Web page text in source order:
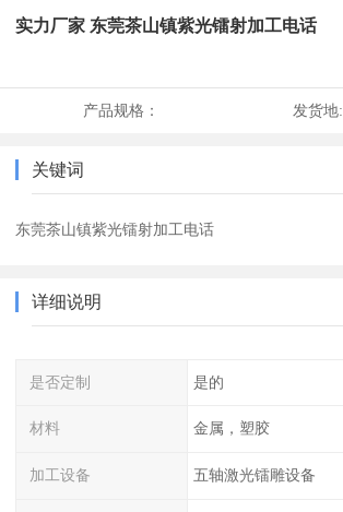
实力厂家 东莞茶山镇紫光镭射加工电话
产品规格： 发货地:
关键词
东莞茶山镇紫光镭射加工电话
详细说明
是否定制 是的
材料 金属，塑胶
加工设备 五轴激光镭雕设备